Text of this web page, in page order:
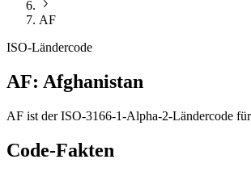
AF
ISO-Ländercode
AF: Afghanistan
AF ist der ISO-3166-1-Alpha-2-Ländercode
Code-Fakten